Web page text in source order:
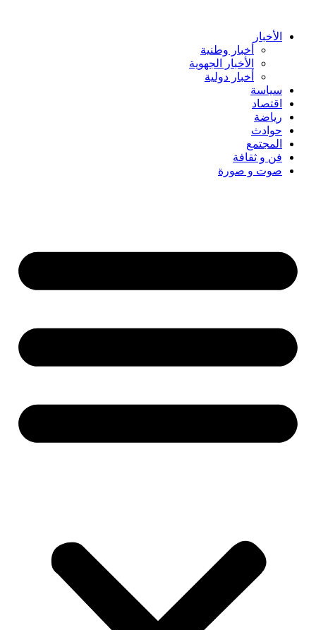
content الأخبار
أخبار وطنية
الأخبار الجهوية
أخبار دولية
سياسة
اقتصاد
رياضة
حوادث
المجتمع
فن و ثقافة
صوت و صورة